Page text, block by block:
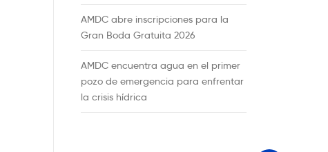
AMDC abre inscripciones para la
Gran Boda Gratuita 2026
AMDC encuentra agua en el primer
pozo de emergencia para enfrentar
la crisis hídrica